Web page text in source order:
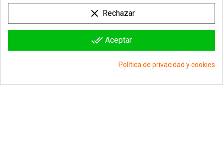
Información sobre la tienda 
clear Rechazar
done_all Aceptar
Política de privacidad y cookies